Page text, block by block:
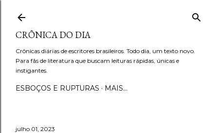
CRÔNICA DO DIA
Crônicas diárias de escritores brasileiros. Todo dia, um texto novo.
Para fãs de literatura que buscam leituras rápidas, únicas e
instigantes.
ESBOÇOS E RUPTURAS MAIS…
julho 01, 2023